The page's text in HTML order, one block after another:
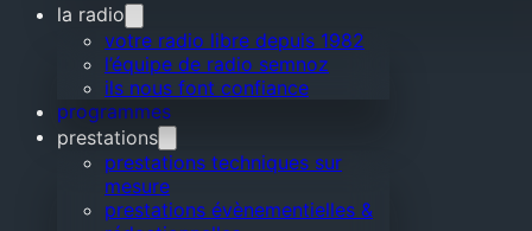
la radio
votre radio libre depuis 1982
l’équipe de radio semnoz
ils nous font confiance
programmes
prestations
prestations techniques sur
mesure
prestations évènementielles &